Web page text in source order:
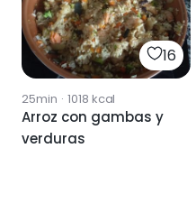
16
25min · 1018 kcal
Arroz con gambas y
verduras